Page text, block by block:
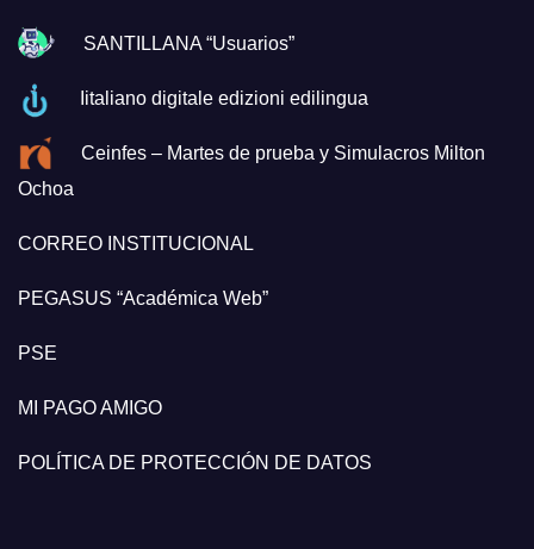
SANTILLANA “Usuarios”
Iitaliano digitale edizioni edilingua
Ceinfes – Martes de prueba y Simulacros Milton
Ochoa
CORREO INSTITUCIONAL
PEGASUS “Académica Web”
PSE
MI PAGO AMIGO
POLÍTICA DE PROTECCIÓN DE DATOS